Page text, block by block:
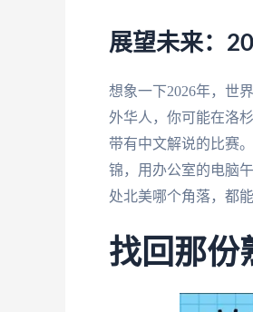
展望未来：
想象一下2026年，世
外华人，你可能在洛
带有中文解说的比赛
锦，用办公室的电脑
处北美哪个角落，都
找回那份